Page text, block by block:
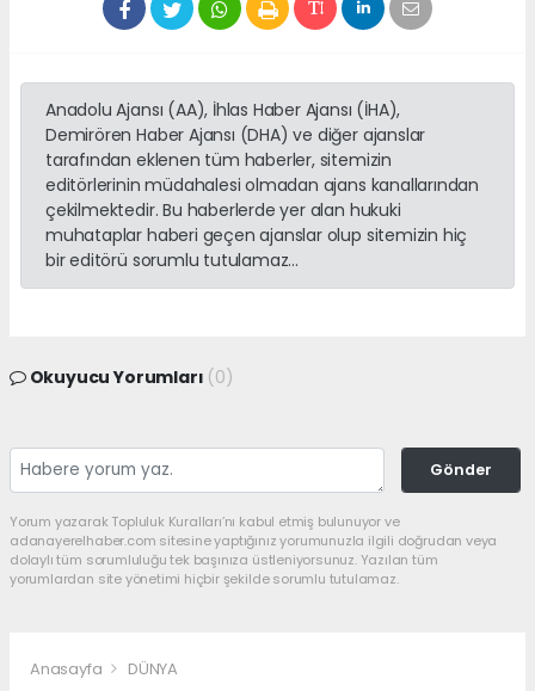
Anadolu Ajansı (AA), İhlas Haber Ajansı (İHA),
Demirören Haber Ajansı (DHA) ve diğer ajanslar
tarafından eklenen tüm haberler, sitemizin
editörlerinin müdahalesi olmadan ajans kanallarından
çekilmektedir. Bu haberlerde yer alan hukuki
muhataplar haberi geçen ajanslar olup sitemizin hiç
bir editörü sorumlu tutulamaz...
Okuyucu Yorumları (0)
Gönder
Yorum yazarak Topluluk Kuralları’nı kabul etmiş bulunuyor ve
adanayerelhaber.com sitesine yaptığınız yorumunuzla ilgili doğrudan veya
dolaylı tüm sorumluluğu tek başınıza üstleniyorsunuz. Yazılan tüm
yorumlardan site yönetimi hiçbir şekilde sorumlu tutulamaz.
Anasayfa DÜNYA